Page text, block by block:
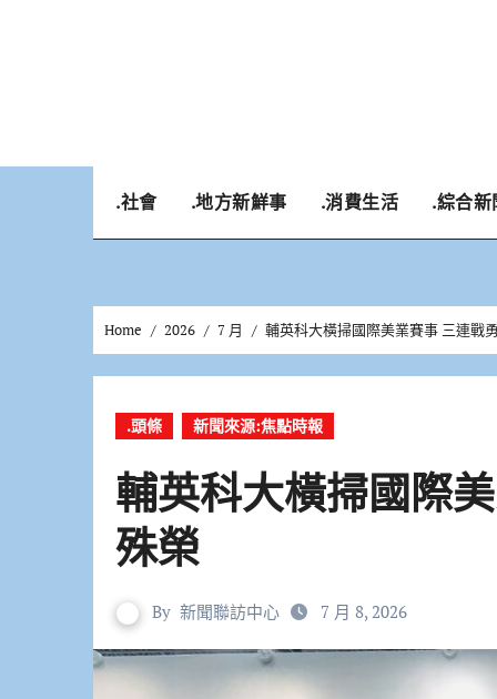
.社會 .地方新鮮事 .消費生活 .綜合新
Home 2026 7 月 輔英科大橫掃國際美業賽事 三連戰
.頭條 新聞來源:焦點時報
輔英科大橫掃國際
殊榮
By 新聞聯訪中心 7 月 8, 2026